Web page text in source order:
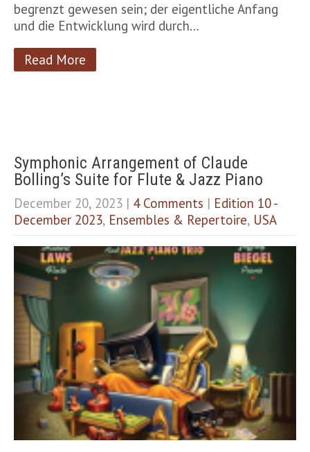
begrenzt gewesen sein; der eigentliche Anfang
und die Entwicklung wird durch…
Read More
Symphonic Arrangement of Claude
Bolling’s Suite for Flute & Jazz Piano
December 20, 2023 | 4 Comments | Edition 10 -
December 2023, Ensembles & Repertoire, USA